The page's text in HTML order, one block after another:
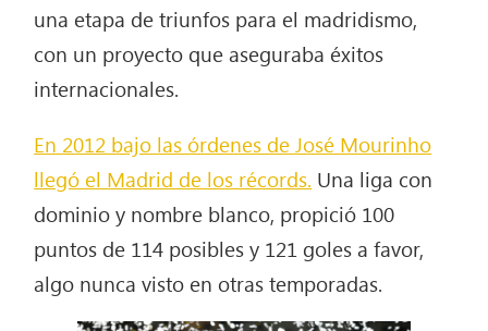
una etapa de triunfos para el madridismo,
con un proyecto que aseguraba éxitos
internacionales.
En 2012 bajo las órdenes de José Mourinho
llegó el Madrid de los récords. Una liga con
dominio y nombre blanco, propició 100
puntos de 114 posibles y 121 goles a favor,
algo nunca visto en otras temporadas.